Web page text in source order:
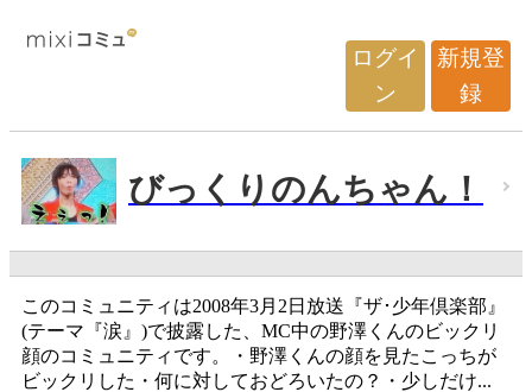
ログイ
ン
新規登
録
びっくりのんちゃん！
このコミュニティは2008年3月2日放送『ザ･少年倶楽部』
(テーマ『涙』)で披露した、MC中の野澤くんのビックリ
顔のコミュニティです。・野澤くんの顔を見たこっちが
ビックリした・何に対しておどろいたの？・少しだけ...